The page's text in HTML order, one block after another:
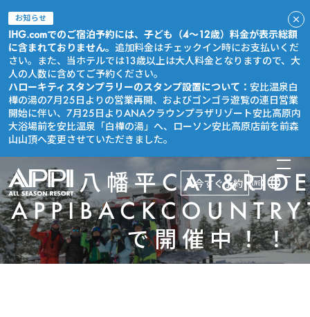
お知らせ
IHG.comでのご宿泊予約には、子ども（4～12歳）料金が表示総額
に含まれておりません。 追加料金はチェックイン時にお支払いくだ
さい。また、当ホテルでは13歳以上は大人料金となりますので、大
人の人数に含めてご予約ください。
ハローキティスタンプラリーのスタンプ設置について： 安比温泉白
樺の湯の7月25日よりの営業再開、およびゴンゴラ遊覧の連日営業
開始に伴い、7月25日よりANAクラウンプラザリゾート安比高原内
大浴場前を安比温泉「白樺の湯」へ、ローソン安比高原店前を前森
山山頂へ変更させていただきました。
今すぐ予約
八幡平
で開催中！！